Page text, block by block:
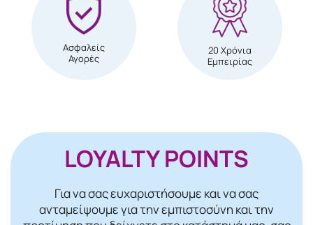
Ασφαλείς
Αγορές
20 Χρόνια
Εμπειρίας
LOYALTY POINTS
Για να σας ευχαριστήσουμε και να σας
ανταμείψουμε για την εμπιστοσύνη και την